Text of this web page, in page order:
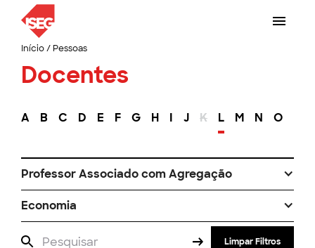
Início/ Pessoas
Docentes
A B C D E F G H I J K L M N O
Professor Associado com Agregação
Economia
Limpar Filtros